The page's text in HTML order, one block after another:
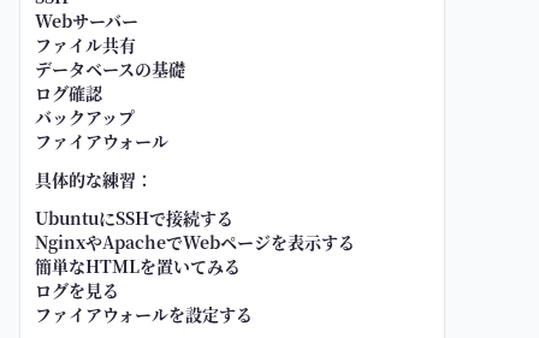
Webサーバー
ファイル共有
データベースの基礎
ログ確認
バックアップ
ファイアウォール
具体的な練習：
UbuntuにSSHで接続する
NginxやApacheでWebページを表示する
簡単なHTMLを置いてみる
ログを見る
ファイアウォールを設定する